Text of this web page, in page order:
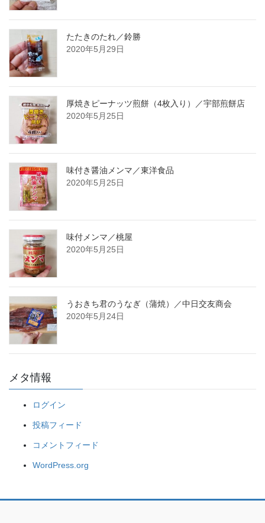
たたきのたれ／鈴勝
2020年5月29日
厚焼きピーナッツ煎餅（4枚入り）／宇部煎餅店
2020年5月25日
味付き醤油メンマ／東洋食品
2020年5月25日
味付メンマ／桃屋
2020年5月25日
うおきち君のうなぎ（蒲焼）／中日交友商会
2020年5月24日
メタ情報
ログイン
投稿フィード
コメントフィード
WordPress.org